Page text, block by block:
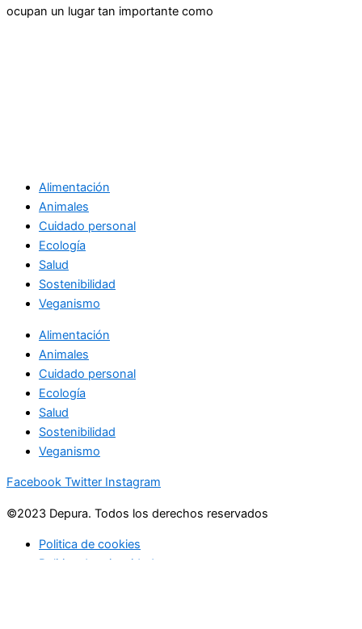
ocupan un lugar tan importante como
Alimentación
Animales
Cuidado personal
Ecología
Salud
Sostenibilidad
Veganismo
Alimentación
Animales
Cuidado personal
Ecología
Salud
Sostenibilidad
Veganismo
Facebook Twitter Instagram
©2023 Depura. Todos los derechos reservados
Politica de cookies
Politica de privacidad